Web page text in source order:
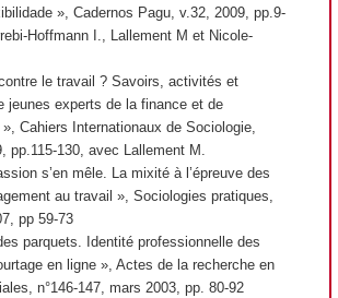
», Cadernos Pagu, v.32, 2009, pp.9-
Hoffmann I., Lallement M et Nicole-
le travail ? Savoirs, activités et
jeunes experts de la finance et de
», Cahiers Internationaux de Sociologie,
pp.115-130, avec Lallement M.
s’en mêle. La mixité à l’épreuve des
au travail », Sociologies pratiques,
pp 59-73
parquets. Identité professionnelle des
en ligne », Actes de la recherche en
, n°146-147, mars 2003, pp. 80-92